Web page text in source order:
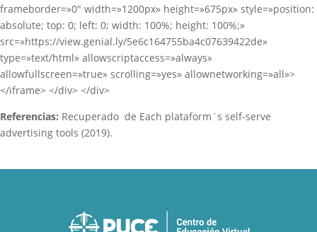
frameborder=»0″ width=»1200px» height=»675px» style=»position:
absolute; top: 0; left: 0; width: 100%; height: 100%;»
src=»https://view.genial.ly/5e6c164755ba4c07639422de»
type=»text/html» allowscriptaccess=»always»
allowfullscreen=»true» scrolling=»yes» allownetworking=»all»>
</iframe> </div> </div>
Referencias: Recuperado de Each plataform´s self-serve
advertising tools (2019).